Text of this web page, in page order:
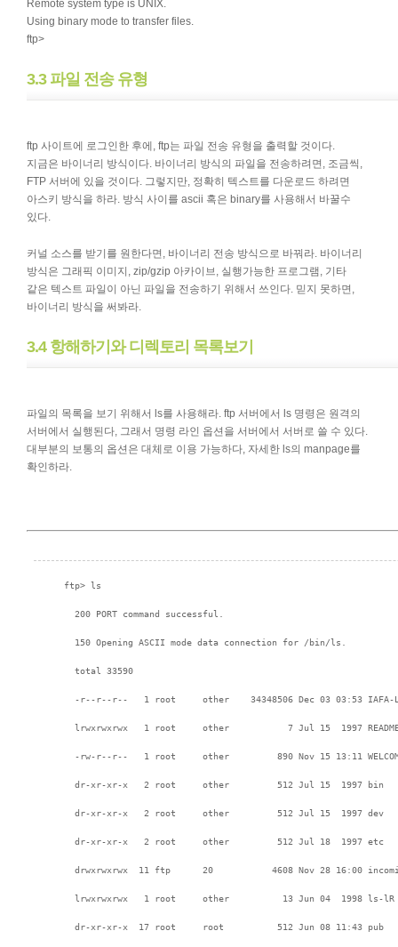
Remote system type is UNIX.
Using binary mode to transfer files.
ftp>
3.3 파일 전송 유형
ftp 사이트에 로그인한 후에, ftp는 파일 전송 유형을 출력할 것이다.
지금은 바이너리 방식이다. 바이너리 방식의 파일을 전송하려면, 조금씩,
FTP 서버에 있을 것이다. 그렇지만, 정확히 텍스트를 다운로드 하려면
아스키 방식을 하라. 방식 사이를 ascii 혹은 binary를 사용해서 바꿀수
있다.
커널 소스를 받기를 원한다면, 바이너리 전송 방식으로 바꿔라. 바이너리
방식은 그래픽 이미지, zip/gzip 아카이브, 실행가능한 프로그램, 기타
같은 텍스트 파일이 아닌 파일을 전송하기 위해서 쓰인다. 믿지 못하면,
바이너리 방식을 써봐라.
3.4 항해하기와 디렉토리 목록보기
파일의 목록을 보기 위해서 ls를 사용해라. ftp 서버에서 ls 명령은 원격의
서버에서 실행된다, 그래서 명령 라인 옵션을 서버에서 서버로 쓸 수 있다.
대부분의 보통의 옵션은 대체로 이용 가능하다, 자세한 ls의 manpage를
확인하라.
       total 33590
       dr-xr-xr-x   2 root     other         512 Jul 15  1997 dev
       dr-xr-xr-x   2 root     other         512 Jul 18  1997 etc
       dr-xr-xr-x  17 root     root          512 Jun 08 11:43 pub